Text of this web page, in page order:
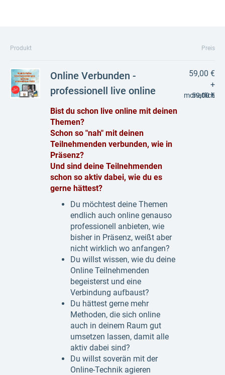
Produkt Preis
Online Verbunden -
professionell live online
Bist du schon live online mit deinen
Themen?
Schon so "nah" mit deinen
Teilnehmenden verbunden, wie in
Präsenz?
Und sind deine Teilnehmenden
schon so aktiv dabei, wie du es
gerne hättest?
Du möchtest deine Themen
endlich auch online genauso
professionell anbieten, wie
bisher in Präsenz, weißt aber
nicht wirklich wo anfangen?
Du willst wissen, wie du deine
Online Teilnehmenden
begeisterst und eine
Verbindung aufbaust?
Du hättest gerne mehr
Methoden, die sich online
auch in deinem Raum gut
umsetzen lassen, damit alle
aktiv dabei sind?
Du willst soverän mit der
Online-Technik agieren
59,00 €
+
59,00 €
monatlich